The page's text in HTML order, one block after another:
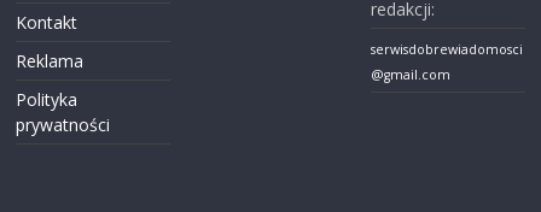
Kontakt
Reklama
Polityka
prywatności
redakcji:
serwisdobrewiadomosci
@gmail.com